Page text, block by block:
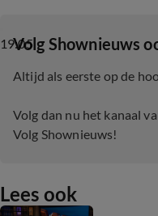
19:05
‎Volg Shownieuws
Altijd als eerste op de
Volg dan nu het kanaal
Volg Shownieuws!
Lees ook